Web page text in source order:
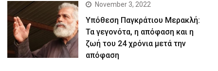
November 3, 2022
Yπόθεση Παγκράτιου Μερακλή:
Τα γεγονότα, η απόφαση και η
ζωή του 24 χρόνια μετά την
απόφαση